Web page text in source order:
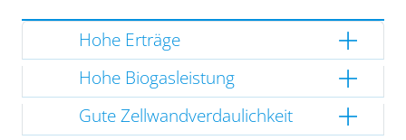
Hohe Erträge
Hohe Biogasleistung
Gute Zellwandverdaulichkeit